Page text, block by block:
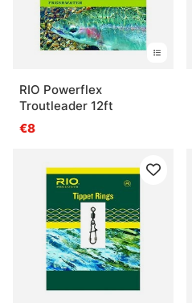
RIO Powerflex
Troutleader 12ft
€8